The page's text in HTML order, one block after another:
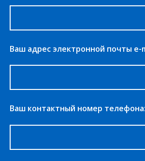
Ваш адрес электронной почты e-
Ваш контактный номер телефона: